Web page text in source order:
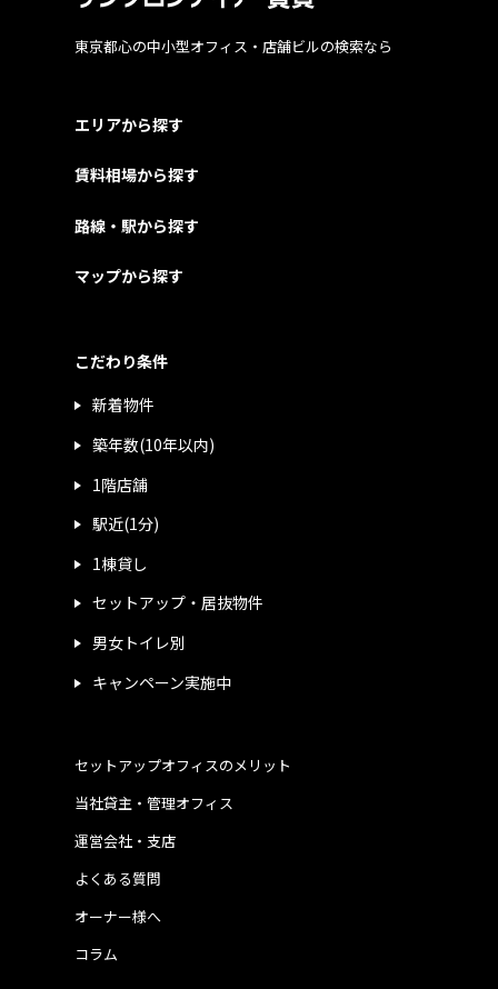
東京都心の中小型オフィス・店舗ビルの検索なら
エリアから探す
賃料相場から探す
路線・駅から探す
マップから探す
こだわり条件
新着物件
築年数(10年以内)
1階店舗
駅近(1分)
1棟貸し
セットアップ・居抜物件
男女トイレ別
キャンペーン実施中
運営会社・支店
よくある質問
当社貸主・管理オフィス
オーナー様へ
コラム
セットアップオフィスのメリット